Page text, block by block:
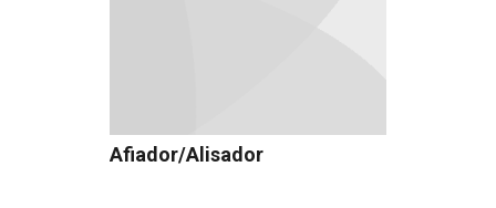
Afiador/Alisador